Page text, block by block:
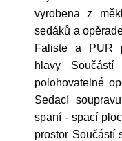
vyrobena z
sedáků a
Faliste a PUR
hlavy
polohovatelné
Sedací
spaní - spací
prostor Součástí